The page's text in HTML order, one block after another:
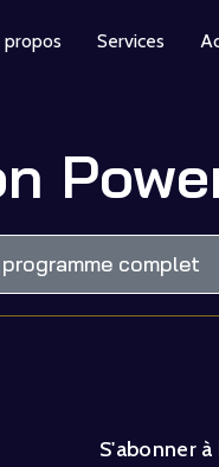
propos Services
complet
S'abonner